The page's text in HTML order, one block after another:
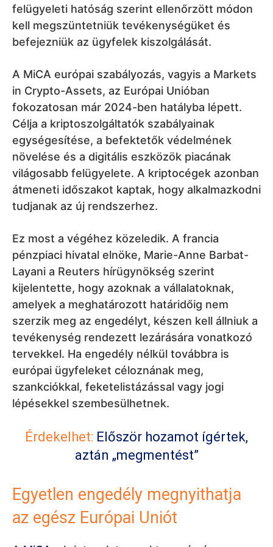
felügyeleti hatóság szerint ellenőrzött módon
kell megszüntetniük tevékenységüket és
befejezniük az ügyfelek kiszolgálását.
A MiCA európai szabályozás, vagyis a Markets
in Crypto-Assets, az Európai Unióban
fokozatosan már 2024-ben hatályba lépett.
Célja a kriptoszolgáltatók szabályainak
egységesítése, a befektetők védelmének
növelése és a digitális eszközök piacának
világosabb felügyelete. A kriptocégek azonban
átmeneti időszakot kaptak, hogy alkalmazkodni
tudjanak az új rendszerhez.
Ez most a végéhez közeledik. A francia
pénzpiaci hivatal elnöke, Marie-Anne Barbat-
Layani a Reuters hírügynökség szerint
kijelentette, hogy azoknak a vállalatoknak,
amelyek a meghatározott határidőig nem
szerzik meg az engedélyt, készen kell állniuk a
tevékenység rendezett lezárására vonatkozó
tervekkel. Ha engedély nélkül továbbra is
európai ügyfeleket céloznának meg,
szankciókkal, feketelistázással vagy jogi
lépésekkel szembesülhetnek.
Érdekelhet: Először hozamot ígértek,
aztán „megmentést”
Egyetlen engedély megnyithatja
az egész Európai Uniót